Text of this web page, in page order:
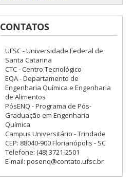
CONTATOS
UFSC - Universidade Federal de
Santa Catarina
CTC - Centro Tecnológico
EQA - Departamento de
Engenharia Química e Engenharia
de Alimentos
PósENQ - Programa de Pós-
Graduação em Engenharia
Química
Campus Universitário - Trindade
CEP: 88040-900 Florianópolis - SC
Telefone: (48) 3721-2501
E-mail: posenq@contato.ufsc.br